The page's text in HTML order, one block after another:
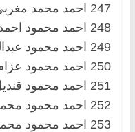
247 احمد محمد مغربي عمر
248 احمد محمود احمد محمد
249 احمد محمود عبدالمجيد عبدالظاهر
250 احمد محمود عزام محمد
251 احمد محمود قنديل عبده
252 احمد محمود محمد احمد
253 احمد محمود محمد الجزار